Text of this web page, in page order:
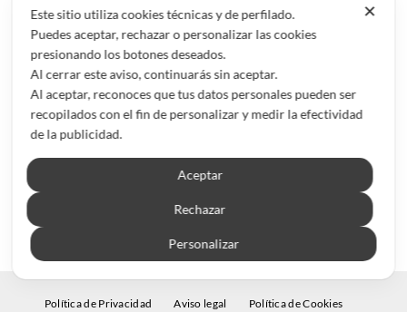
Blog de inversión inmobiliaria
Sobre Inmubi
Legal
Aviso legal
Política de privacidad
Política de cookies
© 2026 Inmubi · Inversión inmobiliaria en España
Política de Privacidad Aviso legal Política de Cookies
✕
Este sitio utiliza cookies técnicas y de perfilado.
Puedes aceptar, rechazar o personalizar las cookies
presionando los botones deseados.
Al cerrar este aviso, continuarás sin aceptar.
Al aceptar, reconoces que tus datos personales pueden ser
recopilados con el fin de personalizar y medir la efectividad
de la publicidad.
Aceptar
Rechazar
Personalizar